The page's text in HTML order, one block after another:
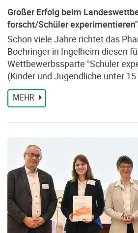
Großer Erfolg beim
forscht/Schüler experimentieren"
Schon viele Jahre richtet das
Boehringer in Ingelheim diesen
Wettbewerbssparte "Schüler
(Kinder und Jugendliche unter
MEHR